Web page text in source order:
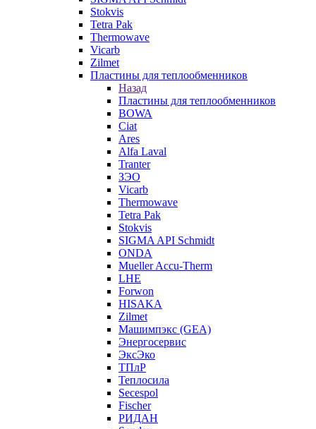
Stokvis
Tetra Pak
Thermowave
Vicarb
Zilmet
Пластины для теплообменников
Назад
Пластины для теплообменников
BOWA
Ciat
Ares
Alfa Laval
Tranter
ЗЭО
Vicarb
Thermowave
Tetra Pak
Stokvis
SIGMA API Schmidt
ONDA
Mueller Accu-Therm
LHE
Forwon
HISAKA
Zilmet
Машимпэкс (GEA)
Энергосервис
ЭксЭко
ТПлР
Теплосила
Secespol
Fischer
РИДАН